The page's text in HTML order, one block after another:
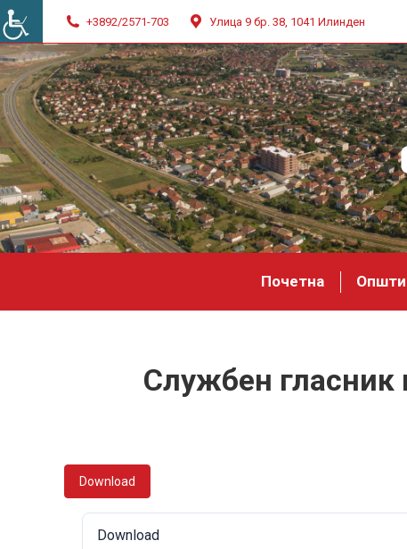
+3892/2571-703 Улица 9 бр. 38, 1041 Илинден
Почетна
Службен гласник
Download
Download